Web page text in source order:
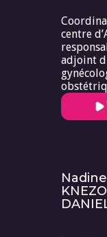
centre
adjoint
fertilité
Nadine